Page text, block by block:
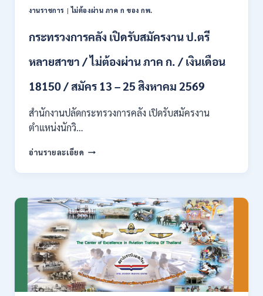
44
/
และ
ทุก
อื่นๆ
ผ่าน
สมัคร
ได้
/
เงิน
เดือน
สูงสุด
23,600
/
งานราชการ |ไม่ต้องผ่าน ภาค ก ของ กพ.
กระทรวงการคลัง เปิดรับสมัครงาน ป.ตรี
หลายสาขา / ไม่ต้องผ่าน ภาค ก. / เงินเดือน
18150 / สมัคร 13 – 25 สิงหาคม 2569
สำนักงานปลัดกระทรวงการคลัง เปิดรับสมัครงาน
ตำแหน่งนักวิ…
อ่านรายละเอียด กระทรวง
คลัง
รับ
สมัคร
งาน
ป.ตรี
หลาย
สาขา
/
ไม่
ต้อง